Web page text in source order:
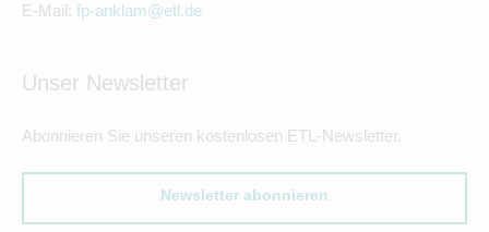
E-Mail: fp-anklam@etl.de
Unser Newsletter
Abonnieren Sie unseren kostenlosen ETL-Newsletter.
Newsletter abonnieren